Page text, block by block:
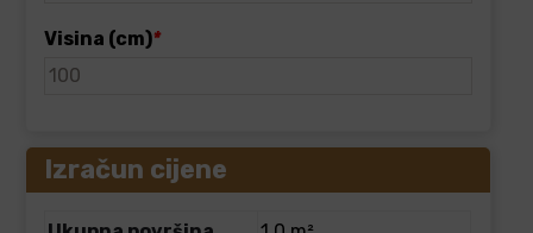
Visina (cm)*
Izračun cijene